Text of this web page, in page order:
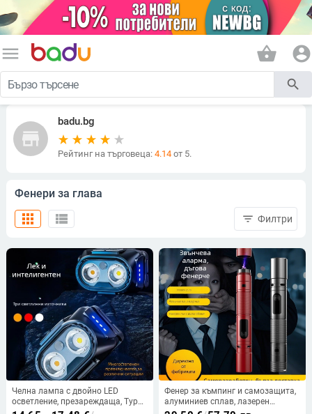
menu shopping_basket account_circle
search
store
badu.bg
Рейтинг на търговеца: 4.14от 5.
Фенери за глава
view_list
apps filter_list Филтри
Челна лампа с двойно LED
осветление, презареждаща, Type-
C зареждане, 360° въртене,
Фенер за къмпинг и самозащита,
алуминиев сплав, лазерен
източник на светлина,